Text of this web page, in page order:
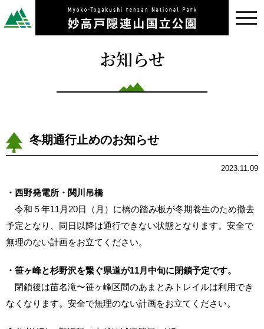
お知らせ
冬期通行止めのお知らせ
2023.11.09
・西野発電所・関川吊橋
令和５年11月20日（月）に橋の踏み板が冬期養生のため撤去
予定となり、同日以降は通行できない状態となります。安全で
無理のない計画をお立てください。
・笹ヶ峰と杉野沢を繋ぐ県道が11月中旬に閉鎖予定です。
閉鎖後は苗名滝〜笹ヶ峰区間のあまとみトレイルは利用でき
なくなります。安全で無理のない計画をお立てください。